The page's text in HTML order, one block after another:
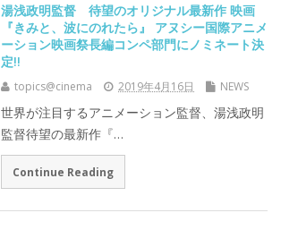
湯浅政明監督 待望のオリジナル最新作 映画
『きみと、波にのれたら』 アヌシー国際アニメ
ーション映画祭長編コンペ部門にノミネート決
定!!
topics@cinema 2019年4月16日 NEWS
世界が注目するアニメーション監督、湯浅政明
監督待望の最新作『…
Continue Reading